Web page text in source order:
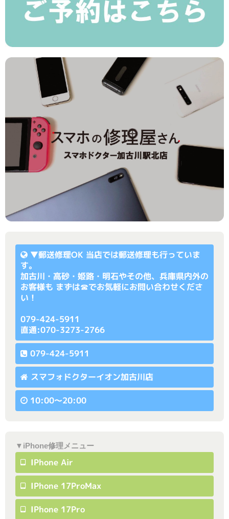
▼郵送修理OK 当店では郵送修理も行っていま
す。
加古川・高砂・姫路・明石やその他、兵庫県内外の
お客様も まずは☎でお気軽にお問い合わせくださ
い！
079-424-5911
直通:070-3273-2766
079-424-5911
スマフォドクターイオン加古川店
10:00〜20:00
▼iPhone修理メニュー
IPhone Air
IPhone 17ProMax
IPhone 17Pro